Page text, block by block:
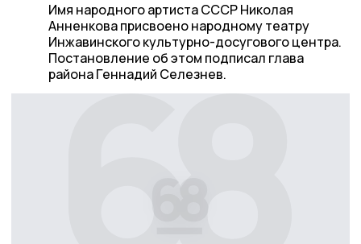
Имя народного артиста СССР Николая
Анненкова присвоено народному театру
Инжавинского культурно-досугового центра.
Постановление об этом подписал глава
района Геннадий Селезнев.